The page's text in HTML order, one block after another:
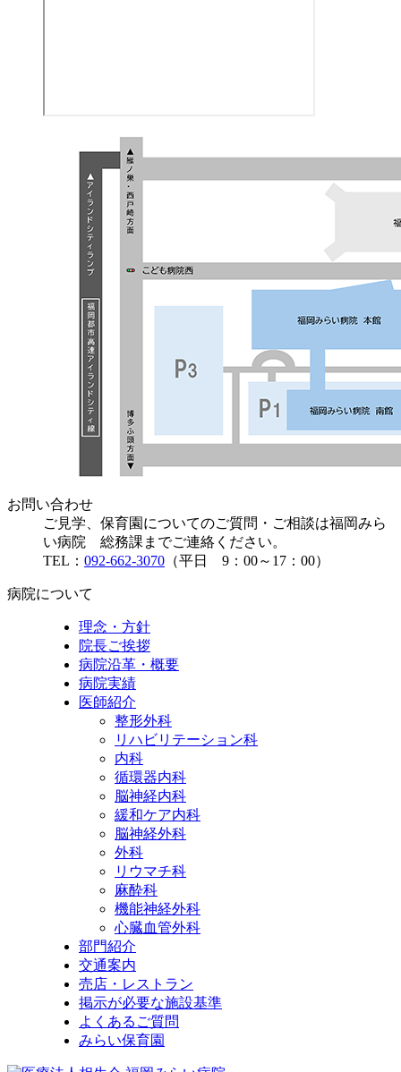
お問い合わせ
ご見学、保育園についてのご質問・ご相談は福岡みら
い病院 総務課までご連絡ください。
TEL： 092-662-3070 （平日 9：00～17：00）
病院について
理念・方針
院長ご挨拶
病院沿革・概要
病院実績
医師紹介
整形外科
リハビリテーション科
内科
循環器内科
脳神経内科
緩和ケア内科
脳神経外科
外科
リウマチ科
麻酔科
機能神経外科
心臓血管外科
部門紹介
交通案内
売店・レストラン
掲示が必要な施設基準
よくあるご質問
みらい保育園